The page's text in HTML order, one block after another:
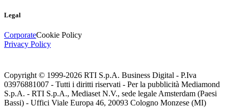
Legal
CorporateCookie Policy
Privacy Policy
Copyright © 1999-2026 RTI S.p.A. Business Digital - P.Iva
03976881007 - Tutti i diritti riservati - Per la pubblicità Mediamond
S.p.A. - RTI S.p.A., Mediaset N.V., sede legale Amsterdam (Paesi
Bassi) - Uffici Viale Europa 46, 20093 Cologno Monzese (MI)